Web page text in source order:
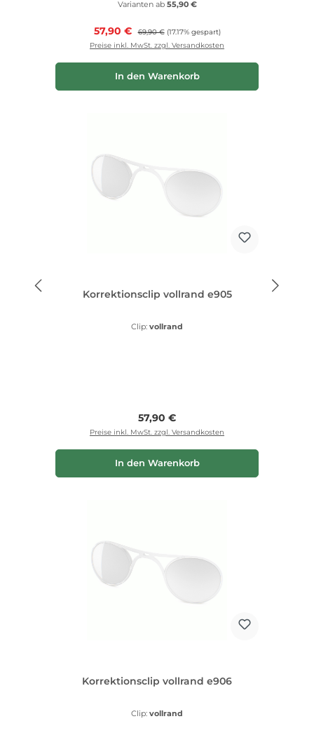
Varianten ab55,90 €
Verkaufspreis:
57,90 € Regulärer Preis:
69,90 € (17.17% gespart)
Preise inkl. MwSt. zzgl. Versandkosten
In den Warenkorb
Korrektionsclip vollrand e905
Clip: vollrand
Regulärer Preis:
57,90 €
Preise inkl. MwSt. zzgl. Versandkosten
In den Warenkorb
Korrektionsclip vollrand e906
Clip: vollrand